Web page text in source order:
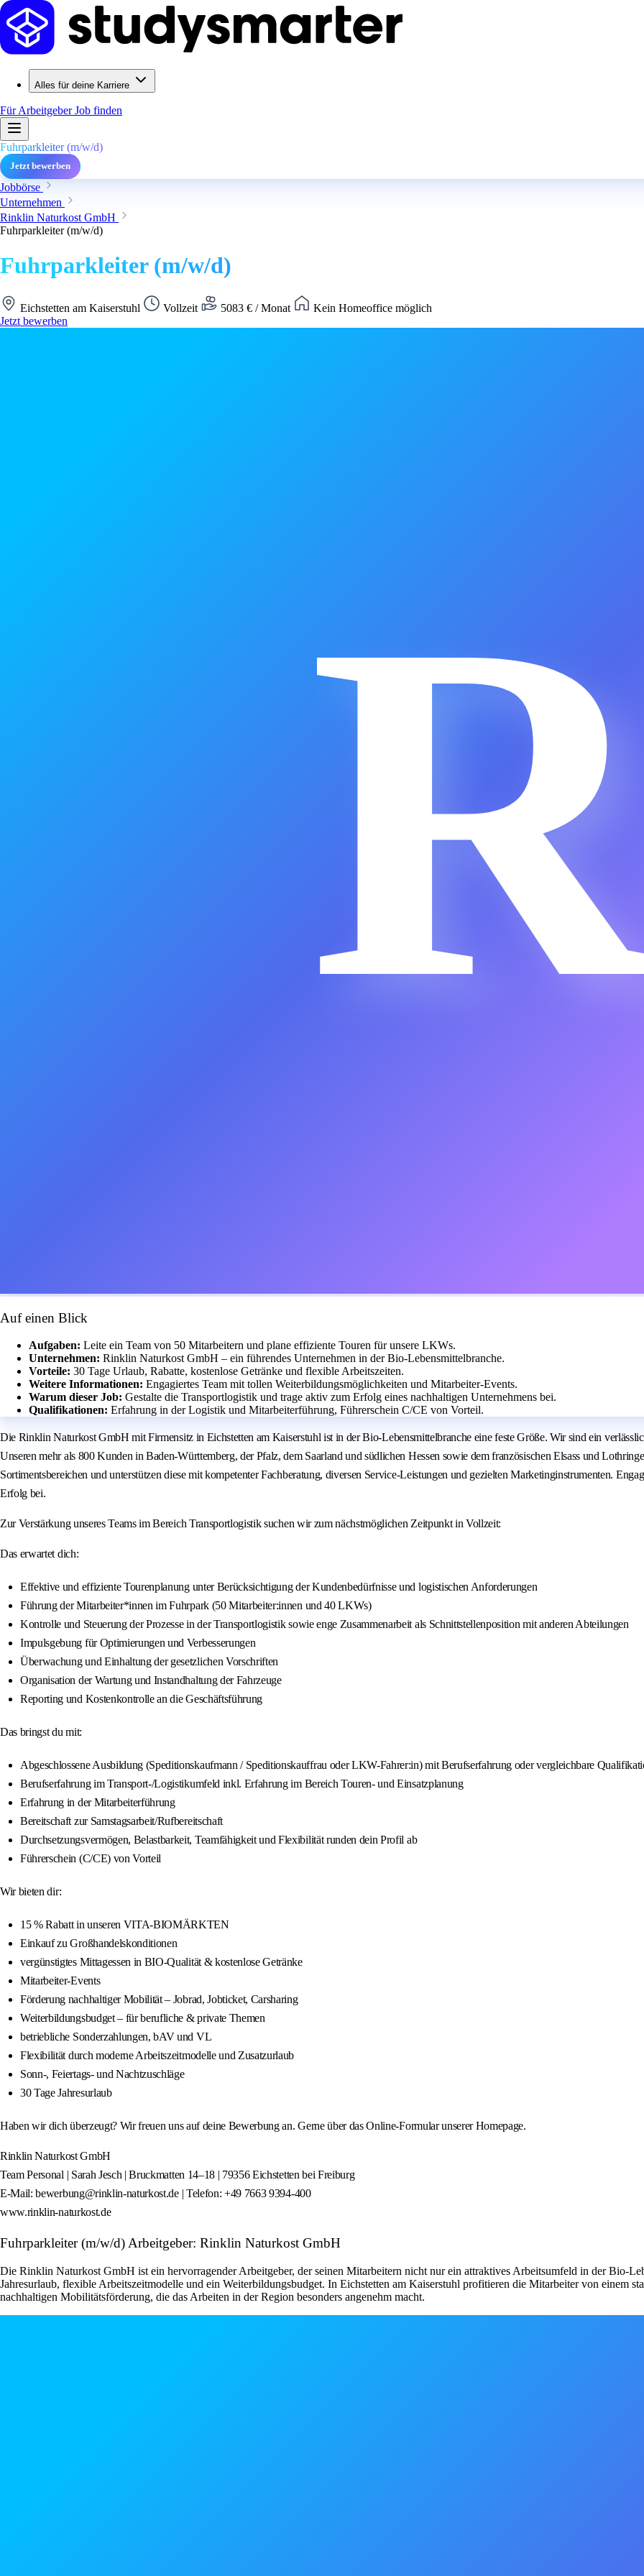
Alles für deine Karriere
Für ArbeitgeberJob finden
Fuhrparkleiter (m/w/d)
Jetzt bewerben
Jobbörse
Unternehmen
Rinklin Naturkost GmbH
Fuhrparkleiter (m/w/d)
Fuhrparkleiter (m/w/d)
Eichstetten am Kaiserstuhl Vollzeit 5083 € / Monat
Kein Homeoffice möglich
Jetzt bewerben
Auf einen Blick
Aufgaben: Leite ein Team von 50 Mitarbeitern und plane effiziente Touren für unsere LKWs.
Unternehmen: Rinklin Naturkost GmbH – ein führendes Unternehmen in der Bio-Lebensmittelbranche.
Vorteile: 30 Tage Urlaub, Rabatte, kostenlose Getränke und flexible Arbeitszeiten.
Weitere Informationen: Engagiertes Team mit tollen Weiterbildungsmöglichkeiten und Mitarbeiter-Events.
Warum dieser Job: Gestalte die Transportlogistik und trage aktiv zum Erfolg eines nachhaltigen Unternehmens bei.
Qualifikationen: Erfahrung in der Logistik und Mitarbeiterführung, Führerschein C/CE von Vorteil.
Die Rinklin Naturkost GmbH mit Firmensitz in Eichstetten am Kaiserstuhl ist in der Bio-Lebensmittelbranche eine feste Größe. Wir sind ein
Unseren mehr als 800 Kunden in Baden-Württemberg, der Pfalz, dem Saarland und südlichen Hessen sowie dem französischen Elsass und
Sortimentsbereichen und unterstützen diese mit kompetenter Fachberatung, diversen Service-Leistungen und gezielten Marketinginstrumenten.
Erfolg bei.
Zur Verstärkung unseres Teams im Bereich Transportlogistik suchen wir zum nächstmöglichen Zeitpunkt in Vollzeit:
Das erwartet dich:
Effektive und effiziente Tourenplanung unter Berücksichtigung der Kundenbedürfnisse und logistischen Anforderungen
Führung der Mitarbeiter*innen im Fuhrpark (50 Mitarbeiter:innen und 40 LKWs)
Kontrolle und Steuerung der Prozesse in der Transportlogistik sowie enge Zusammenarbeit als Schnittstellenposition mit anderen Abteilungen
Impulsgebung für Optimierungen und Verbesserungen
Überwachung und Einhaltung der gesetzlichen Vorschriften
Organisation der Wartung und Instandhaltung der Fahrzeuge
Reporting und Kostenkontrolle an die Geschäftsführung
Das bringst du mit:
Abgeschlossene Ausbildung (Speditionskaufmann / Speditionskauffrau oder LKW-Fahrer:in) mit Berufserfahrung oder vergleichbare
Berufserfahrung im Transport-/Logistikumfeld inkl. Erfahrung im Bereich Touren- und Einsatzplanung
Erfahrung in der Mitarbeiterführung
Bereitschaft zur Samstagsarbeit/Rufbereitschaft
Durchsetzungsvermögen, Belastbarkeit, Teamfähigkeit und Flexibilität runden dein Profil ab
Führerschein (C/CE) von Vorteil
Wir bieten dir:
15 % Rabatt in unseren VITA-BIOMÄRKTEN
Einkauf zu Großhandelskonditionen
vergünstigtes Mittagessen in BIO-Qualität & kostenlose Getränke
Mitarbeiter-Events
Förderung nachhaltiger Mobilität – Jobrad, Jobticket, Carsharing
Weiterbildungsbudget – für berufliche & private Themen
betriebliche Sonderzahlungen, bAV und VL
Flexibilität durch moderne Arbeitszeitmodelle und Zusatzurlaub
Sonn-, Feiertags- und Nachtzuschläge
30 Tage Jahresurlaub
Haben wir dich überzeugt? Wir freuen uns auf deine Bewerbung an. Gerne über das Online-Formular unserer Homepage.
Rinklin Naturkost GmbH
Team Personal | Sarah Jesch | Bruckmatten 14–18 | 79356 Eichstetten bei Freiburg
E-Mail: bewerbung@rinklin-naturkost.de | Telefon: +49 7663 9394-400
www.rinklin-naturkost.de
Fuhrparkleiter (m/w/d) Arbeitgeber: Rinklin Naturkost GmbH
Die Rinklin Naturkost GmbH ist ein hervorragender Arbeitgeber, der seinen Mitarbeitern nicht nur ein attraktives Arbeitsumfeld in der Bio-
Jahresurlaub, flexible Arbeitszeitmodelle und ein Weiterbildungsbudget. In Eichstetten am Kaiserstuhl profitieren die Mitarbeiter von einem
nachhaltigen Mobilitätsförderung, die das Arbeiten in der Region besonders angenehm macht.